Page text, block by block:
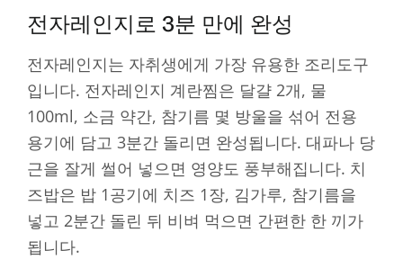
전자레인지로 3분 만에 완성
전자레인지는 자취생에게 가장 유용한 조리도구
입니다. 전자레인지 계란찜은 달걀 2개, 물
100ml, 소금 약간, 참기름 몇 방울을 섞어 전용
용기에 담고 3분간 돌리면 완성됩니다. 대파나 당
근을 잘게 썰어 넣으면 영양도 풍부해집니다. 치
즈밥은 밥 1공기에 치즈 1장, 김가루, 참기름을
넣고 2분간 돌린 뒤 비벼 먹으면 간편한 한 끼가
됩니다.